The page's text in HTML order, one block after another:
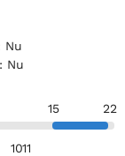
: Nu
: Nu
15 22
1011